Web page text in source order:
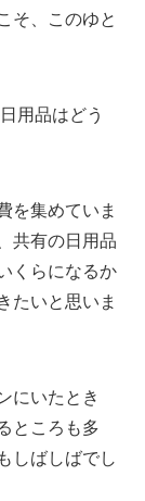
そ、このゆと
用品はどう
を集めていま
共有の日用品
くらになるか
たいと思いま
にいたとき
ところも多
しばしばでし